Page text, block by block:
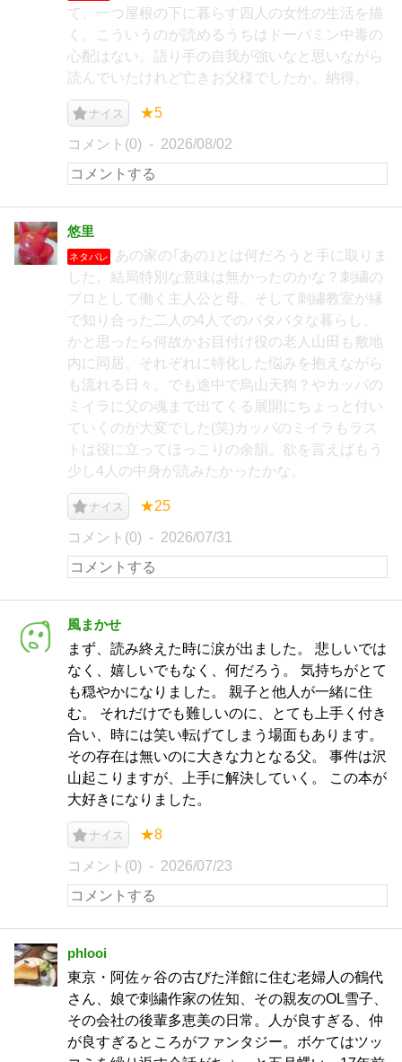
て、一つ屋根の下に暮らす四人の女性の生活を描
く。こういうのが読めるうちはドーパミン中毒の
心配はない。語り手の自我が強いなと思いながら
読んでいたけれど亡きお父様でしたか。納得。
ナイス ★5
コメント(0) 2026/08/02
悠里
ネタバレ
あの家の｢あの｣とは何だろうと手に取りま
した。結局特別な意味は無かったのかな？刺繍の
プロとして働く主人公と母、そして刺繍教室が縁
で知り合った二人の4人でのバタバタな暮らし、
かと思ったら何故かお目付け役の老人山田も敷地
内に同居。それぞれに特化した悩みを抱えながら
も流れる日々。でも途中で烏山天狗？やカッパの
ミイラに父の魂まで出てくる展開にちょっと付い
ていくのが大変でした(笑)カッパのミイラもラス
トは役に立ってほっこりの余韻。欲を言えばもう
少し4人の中身が読みたかったかな。
ナイス ★25
コメント(0) 2026/07/31
風まかせ
まず、読み終えた時に涙が出ました。 悲しいでは
なく、嬉しいでもなく、何だろう。 気持ちがとて
も穏やかになりました。 親子と他人が一緒に住
む。 それだけでも難しいのに、とても上手く付き
合い、時には笑い転げてしまう場面もあります。
その存在は無いのに大きな力となる父。 事件は沢
山起こりますが、上手に解決していく。 この本が
大好きになりました。
ナイス ★8
コメント(0) 2026/07/23
phlooi
東京・阿佐ヶ谷の古びた洋館に住む老婦人の鶴代
さん、娘で刺繍作家の佐知、その親友のOL雪子、
その会社の後輩多恵美の日常。人が良すぎる、仲
が良すぎるところがファンタジー。ボケてはツッ